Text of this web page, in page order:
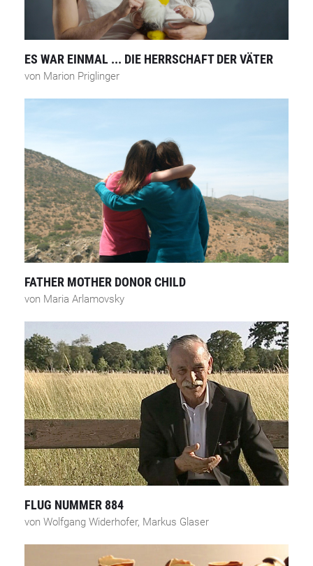
ES WAR EINMAL ... DIE HERRSCHAFT DER VÄTER
von Marion Priglinger
FATHER MOTHER DONOR CHILD
von Maria Arlamovsky
FLUG NUMMER 884
von Wolfgang Widerhofer, Markus Glaser